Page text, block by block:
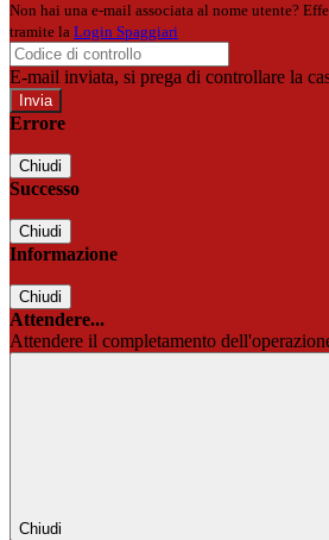
Non hai una e-mail associata al nome utente?
tramite la Login Spaggiari
E-mail inviata, si prega di controllare la
Errore
Chiudi
Successo
Chiudi
Informazione
Chiudi
Attendere...
Attendere il completamento
Chiudi